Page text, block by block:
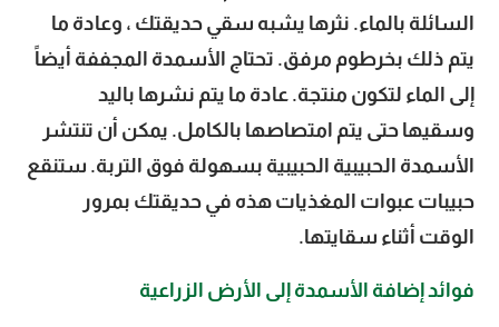
السائلة بالماء. نثرها يشبه سقي حديقتك ، وعادة ما
يتم ذلك بخرطوم مرفق. تحتاج الأسمدة المجففة أيضاً
إلى الماء لتكون منتجة. عادة ما يتم نشرها باليد
وسقيها حتى يتم امتصاصها بالكامل. يمكن أن تنتشر
الأسمدة الحبيبية الحبيبية بسهولة فوق التربة. ستنقع
حبيبات عبوات المغذيات هذه في حديقتك بمرور
الوقت أثناء سقايتها.
فوائد إضافة الأسمدة إلى الأرض الزراعية